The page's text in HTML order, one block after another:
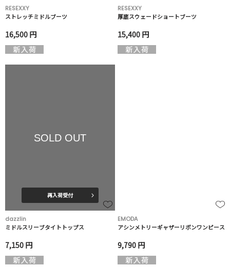
RESEXXY
ストレッチミドルブーツ
16,500 円
RESEXXY
厚底スウェードショートブーツ
15,400 円
SOLD OUT
再入荷受付
dazzlin
ミドルスリーブタイトトップス
7,150 円
EMODA
アシンメトリーギャザーリボンワンピース
9,790 円